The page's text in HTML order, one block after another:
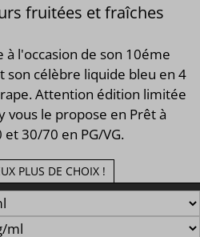
fruitées et fraîches
l'occasion de son 10éme
son célèbre liquide bleu en 4
Attention édition limitée
vous le propose en Prêt à
30/70 en PG/VG.
PLUS DE CHOIX !